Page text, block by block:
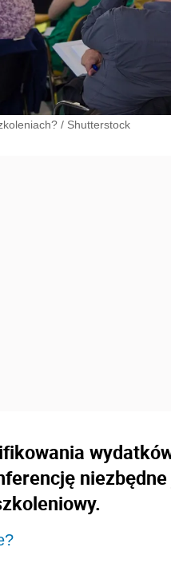
/ Shutterstock